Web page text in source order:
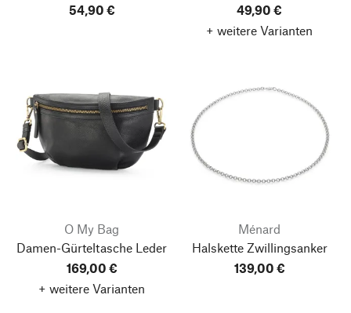
54,90 €
49,90 €
+ weitere Varianten
O My Bag
Damen-Gürteltasche Leder
169,00 €
+ weitere Varianten
Ménard
Halskette Zwillingsanker
139,00 €